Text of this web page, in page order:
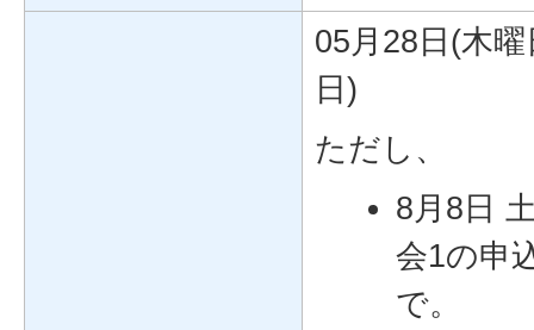
05月28日(木
日)
ただし、
8月8日
会1の申
で。